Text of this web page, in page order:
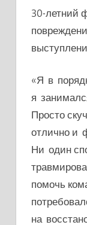
30-летний
«Я в
я
Просто
отлично и
Ни один
помочь
на